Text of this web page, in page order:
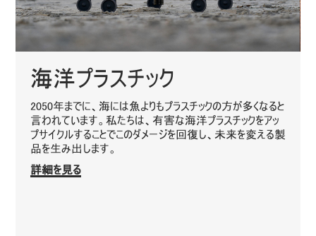
海洋プラスチック
2050年までに、海には魚よりもプラスチックの方が多くなると
言われています。私たちは、有害な海洋プラスチックをアッ
プサイクルすることでこのダメージを回復し、未来を変える製
品を生み出します。
詳細を見る